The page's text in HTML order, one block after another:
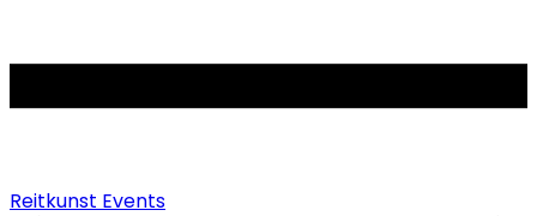
Reitkunst Events